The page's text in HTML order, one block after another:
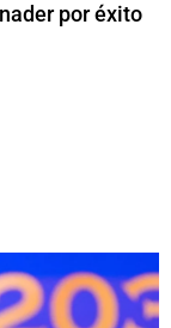
por éxito